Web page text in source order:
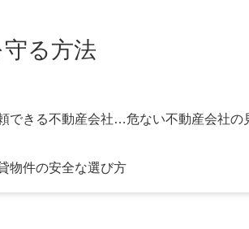
る方法
信頼できる不動産会社の選び方
物件の安全な選び方